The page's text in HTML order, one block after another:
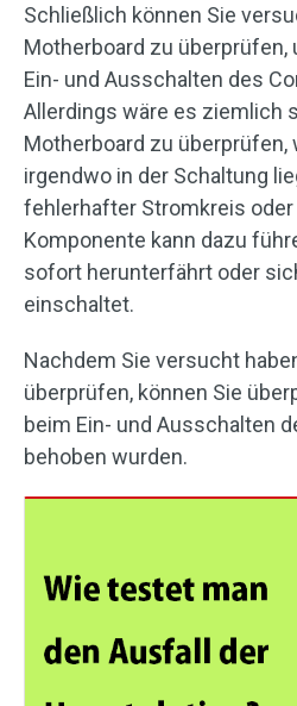
Schließlich können Sie
Motherboard zu überprüfen,
Ein- und Ausschalten des
Allerdings wäre es ziemlich
Motherboard zu überprüfen,
irgendwo in der Schaltung
fehlerhafter Stromkreis
Komponente kann dazu
sofort herunterfährt oder
einschaltet.
Nachdem Sie versucht
überprüfen, können Sie
beim Ein- und Ausschalten
behoben wurden.